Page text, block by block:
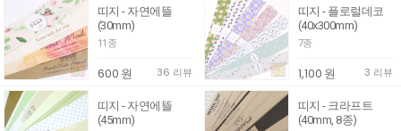
띠지 - 자연에뜰
(30mm)
11종
600 원 36 리뷰
띠지 - 플로럴데코
(40x300mm)
7종
1,100 원 3 리뷰
띠지 - 자연에뜰
(45mm)
띠지 - 크라프트
(40mm, 8종)